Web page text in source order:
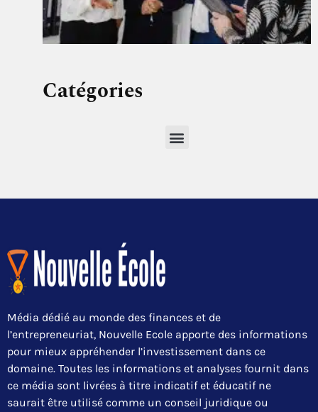
Catégories
Média dédié au monde des finances et de
l’entrepreneuriat, Nouvelle Ecole apporte des informations
pour mieux appréhender l’investissement dans ce
domaine. Toutes les informations et analyses fournit dans
ce média sont livrées à titre indicatif et éducatif ne
saurait être utilisé comme un conseil juridique ou